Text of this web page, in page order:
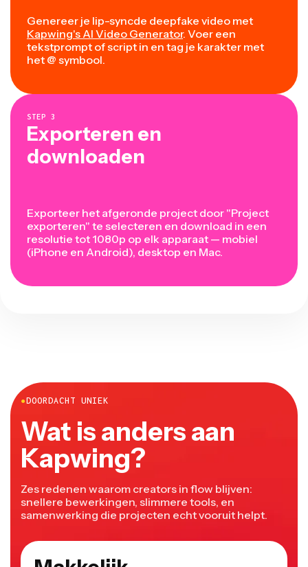
Genereer je lip-syncde deepfake video met
Kapwing's AI Video Generator. Voer een
tekstprompt of script in en tag je karakter met
het @ symbool.
STEP 3
Exporteren en
downloaden
Exporteer het afgeronde project door "Project
exporteren" te selecteren en download in een
resolutie tot 1080p op elk apparaat — mobiel
(iPhone en Android), desktop en Mac.
●DOORDACHT UNIEK
Wat is anders aan
Kapwing?
Zes redenen waarom creators in flow blijven:
snellere bewerkingen, slimmere tools, en
samenwerking die projecten echt vooruit helpt.